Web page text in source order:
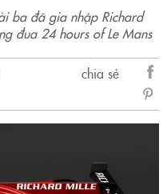
ba đã gia nhập Richard
đua 24 hours of Le Mans
chia sẻ
sẻ